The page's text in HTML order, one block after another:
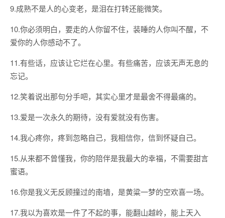
9.成熟不是人的心变老，是泪在打转还能微笑。
10.你必须明白，要走的人你留不住，装睡的人你叫不醒，不
爱你的人你感动不了。
11.有些话，应该让它烂在心里。有些痛苦，应该无声无息的
忘记。
12.笑着说出那句分手吧，其实心里才是最舍不得最痛的。
13.爱是一次永久的期待，没有爱就没有伤害。
14.我心疼你，疼到忽略自己，我相信你，信到怀疑自己。
15.从来都不曾懂我，你的陪伴是我最大的幸福，不需要甜言
蜜语。
16.你是我义无反顾撞过的南墙，是黄粱一梦的空欢喜一场。
17.我以为喜欢是一件了不起的事，能翻山越岭，能上天入